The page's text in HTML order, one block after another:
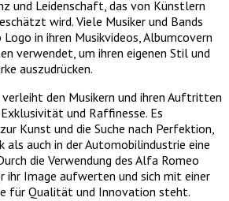
und Leidenschaft, das von Künstlern
wird. Viele Musiker und Bands
in ihren Musikvideos, Albumcovern
verwendet, um ihren eigenen Stil und
auszudrücken.
den Musikern und ihren Auftritten
und Raffinesse. Es
Kunst und die Suche nach Perfektion,
als auch in der Automobilindustrie eine
die Verwendung des Alfa Romeo
ihr Image aufwerten und sich mit einer
für Qualität und Innovation steht.